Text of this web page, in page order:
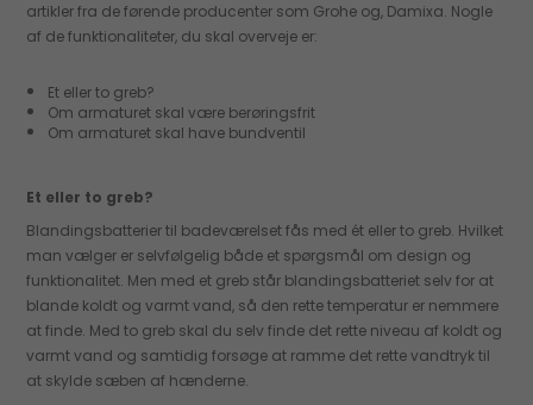
artikler fra de førende producenter som Grohe og, Damixa. Nogle
af de funktionaliteter, du skal overveje er:
Et eller to greb?
Om armaturet skal være berøringsfrit
Om armaturet skal have bundventil
Et eller to greb?
Blandingsbatterier til badeværelset fås med ét eller to greb. Hvilket
man vælger er selvfølgelig både et spørgsmål om design og
funktionalitet. Men med et greb står blandingsbatteriet selv for at
blande koldt og varmt vand, så den rette temperatur er nemmere
at finde. Med to greb skal du selv finde det rette niveau af koldt og
varmt vand og samtidig forsøge at ramme det rette vandtryk til
at skylde sæben af hænderne.